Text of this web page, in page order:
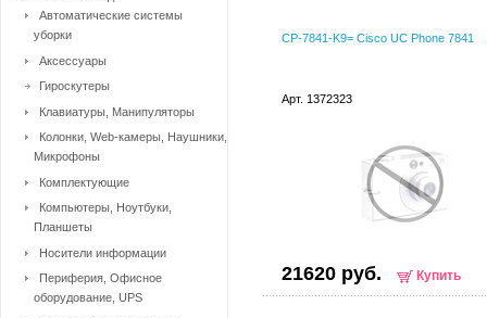
CP-7841-K9= Cisco UC Phone 7841
Арт. 1372323
21620 руб. Купить
Автоматические системы
уборки
Аксессуары
Гироскутеры
Клавиатуры, Манипуляторы
Колонки, Web-камеры, Наушники,
Микрофоны
Комплектующие
Компьютеры, Ноутбуки,
Планшеты
Носители информации
Периферия, Офисное
оборудование, UPS